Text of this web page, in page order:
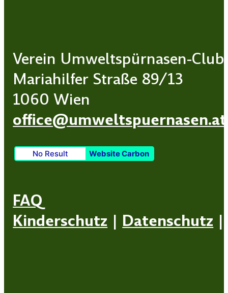
Verein Umweltspürnasen-Club
Mariahilfer Straße 89/13
1060 Wien
office@umweltspuernasen.at
No Result Website Carbon
FAQ
Kinderschutz | Datenschutz |